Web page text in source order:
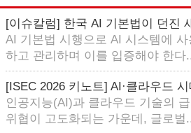
[이슈칼럼] 한국 AI 기본법이 던진
AI 기본법 시행으로 AI 시스템에
하고 관리하며 이를 입증해야 한다
[ISEC 2026 키노트] AI·클라우드
인공지능(AI)과 클라우드 기술의
위협이 고도화되는 가운데, 글로벌